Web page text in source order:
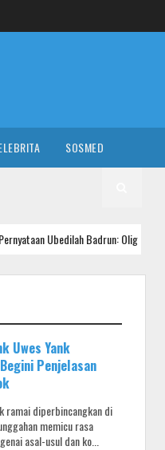
SOSMED
Badrun: Oligarki Diduga Setor Rp 5
Uwes Yank
Penjelasan
ramai diperbincangkan di
memicu rasa
asal-usul dan ko...